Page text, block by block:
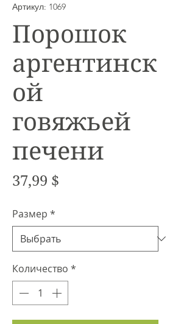
Артикул: 1069
Порошок
аргентинск
ой
говяжьей
печени
37,99 $
Размер *
Количество *